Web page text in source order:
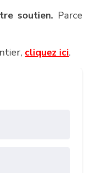
soutien. Parce
cliquez ici.